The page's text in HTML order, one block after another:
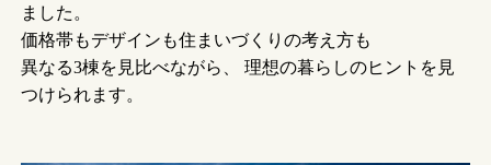
ました。
価格帯もデザインも住まいづくりの考え方も
異なる3棟を見比べながら、
理想の暮らしのヒントを見
つけられます。